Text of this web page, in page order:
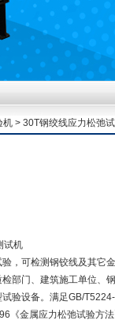
机 > 30T钢绞线应力松弛
试机
，可检测钢铰线及其它
部门、建筑施工单位、
验设备。满足GB/
《金属应力松弛试验方法